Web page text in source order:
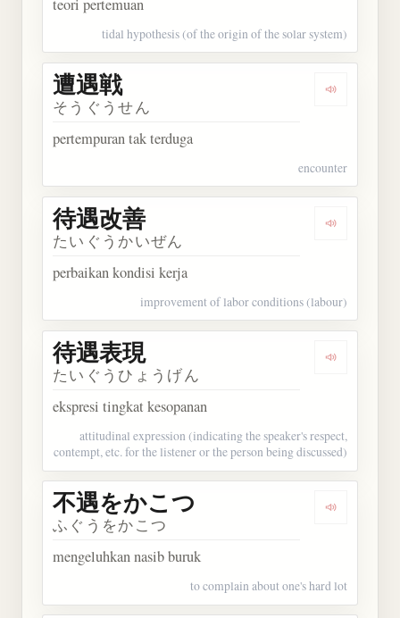
teori pertemuan
tidal hypothesis (of the origin of the solar system)
Dengarkan
遭遇戦
そうぐうせん
pertempuran tak terduga
encounter
Dengarkan
待遇改善
たいぐうかいぜん
perbaikan kondisi kerja
improvement of labor conditions (labour)
Dengarkan
待遇表現
たいぐうひょうげん
ekspresi tingkat kesopanan
attitudinal expression (indicating the speaker's respect,
contempt, etc. for the listener or the person being discussed)
Dengarkan
不遇をかこつ
ふぐうをかこつ
mengeluhkan nasib buruk
to complain about one's hard lot